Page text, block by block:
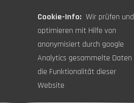
Cookie-Info: Wir prüfen und
optimieren mit Hilfe von
anonymisiert durch google
Analytics gesammelte Daten
die Funktionalität dieser
Website